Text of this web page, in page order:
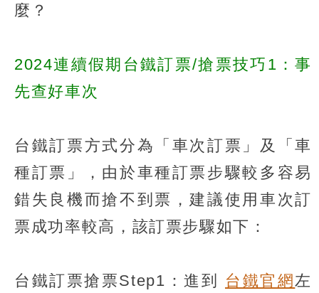
麼？
2024連續假期台鐵訂票/搶票技巧1：事
先查好車次
台鐵訂票方式分為「車次訂票」及「車
種訂票」，由於車種訂票步驟較多容易
錯失良機而搶不到票，建議使用車次訂
票成功率較高，該訂票步驟如下：
台鐵訂票搶票Step1：進到 台鐵官網左